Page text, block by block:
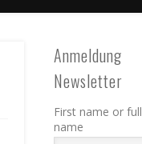
Anmeldung
Newsletter
First name or full
name